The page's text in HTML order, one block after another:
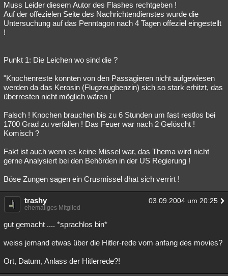
Muss Leider diesem Autor des Flashes rechtgeben !
Auf der offezielen Seite des Nachrichtendienstes wurde die
Untersuchung auf das Penntagon nach 4 Tagen offeziel eingestellt
!
Punkt 1: Die Leichen wo sind die ?
"Knochenreste konnten von den Passagieren nicht aufgewiesen
werden da das Kerosin (Flugzeugbenzin) sich so stark erhitzt, das
überresten nicht möglich wären !
Falsch ! Knochen brauchen bis zu 6 Stunden um fast restlos bei
1700 Grad zu verfallen ! Das Feuer war nach 2 Gelöscht !
Komisch ?
Fakt ist auch wenn es keine Missel war, das Thema wird nicht
gerne Analysiert bei den Behörden in der US Regierung !
Böse Zungen sagen ein Crusmissel dhat sich verrirt !
trashy 03.09.2004 um 20:25
ehemaliges Mitglied
gut gemacht .... *sprachlos bin*
weiss jemand etwas über die Hitler-rede vom anfang des movies?
Ort, Datum, Anlass der Hitlerrede?!